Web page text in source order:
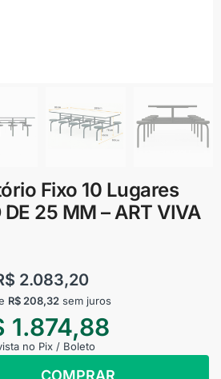
Fixo 10 Lugares
25 MM – ART VIVA
2.083,20
R$208,32 sem juros
1.874,88
no Pix / Boleto
COMPRAR